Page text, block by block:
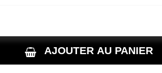
AJOUTER AU PANIER